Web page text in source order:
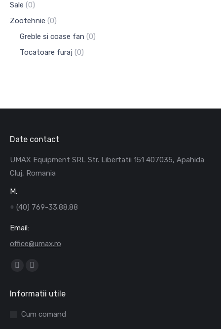
Sale (0)
Zootehnie (0)
Greble si coase fan (0)
Tocatoare furaj (0)
Date contact
UMAX Equipment SRL Str. Libertatii 151 407035, Apahida
Cluj, Romania
M.
+ (40) 769-33.88.88
Email:
office@umax.ro
Find us on:
opens
in
opens
Informatii utile
Cum comand